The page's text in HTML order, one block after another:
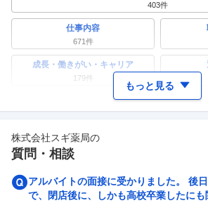
403件
仕事内容
671件
成長・働きがい・キャリア
179件
ワークライフバランス 女性
副業
人事・評価制度
118件
入社
もっと見る
株式会社スギ薬局の
質問・相談
アルバイトの面接に受かりました。 後
で、閉店後に、しかも高校卒業したに